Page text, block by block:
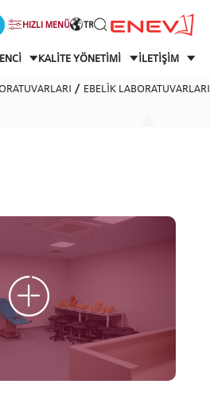
HIZLI MENÜ TR
KALİTE YÖNETİMİ İLETİŞİM
EBELİK LABORATUVARLARI